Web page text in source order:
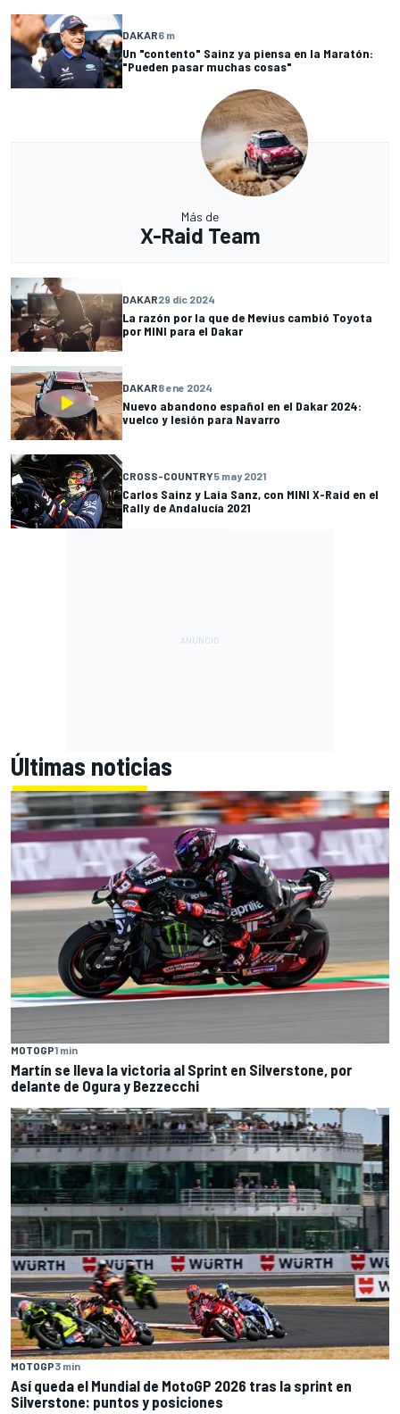
DAKAR6 m
Un "contento" Sainz ya piensa en la Maratón:
"Pueden pasar muchas cosas"
Más de
X-Raid Team
DAKAR29 dic 2024
La razón por la que de Mevius cambió Toyota
por MINI para el Dakar
DAKAR8 ene 2024
Nuevo abandono español en el Dakar 2024:
vuelco y lesión para Navarro
CROSS-COUNTRY5 may 2021
Carlos Sainz y Laia Sanz, con MINI X-Raid en el
Rally de Andalucía 2021
Últimas noticias
MOTOGP1 min
Martín se lleva la victoria al Sprint en Silverstone, por
delante de Ogura y Bezzecchi
MOTOGP3 min
Así queda el Mundial de MotoGP 2026 tras la sprint en
Silverstone: puntos y posiciones